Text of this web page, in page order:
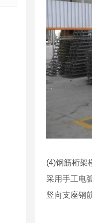
(4)钢筋桁架
采用手工电
竖向支座钢